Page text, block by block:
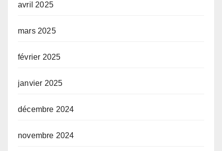
avril 2025
mars 2025
février 2025
janvier 2025
décembre 2024
novembre 2024